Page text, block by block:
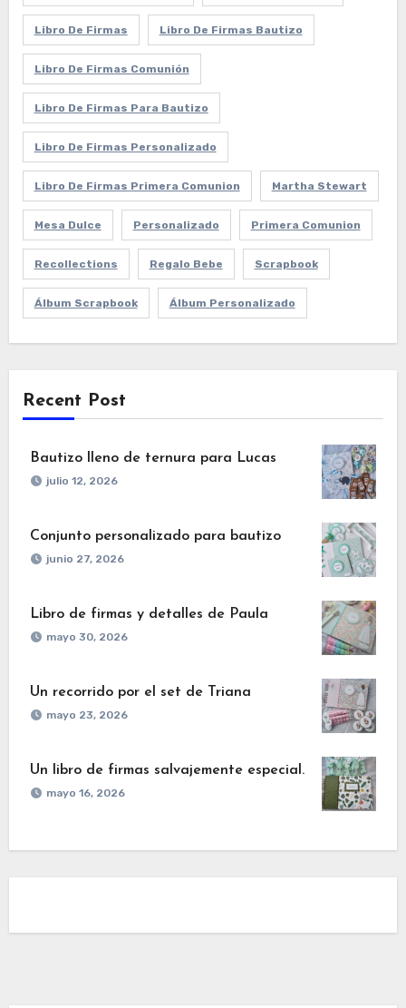
Libro De Firmas Libro De Firmas Bautizo
Libro De Firmas Comunión
Libro De Firmas Para Bautizo
Libro De Firmas Personalizado
Libro De Firmas Primera Comunion Martha Stewart
Mesa Dulce Personalizado Primera Comunion
Recollections Regalo Bebe Scrapbook
Álbum Scrapbook Álbum Personalizado
Recent Post
Bautizo lleno de ternura para Lucas
julio 12, 2026
Conjunto personalizado para bautizo
junio 27, 2026
Libro de firmas y detalles de Paula
mayo 30, 2026
Un recorrido por el set de Triana
mayo 23, 2026
Un libro de firmas salvajemente especial.
mayo 16, 2026